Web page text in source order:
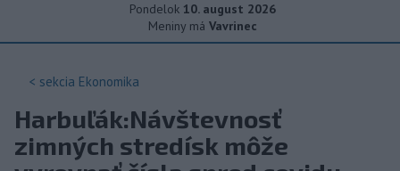
Pondelok 10. august 2026
Meniny má Vavrinec
< sekcia Ekonomika
Harbuľák:Návštevnosť
zimných stredísk môže